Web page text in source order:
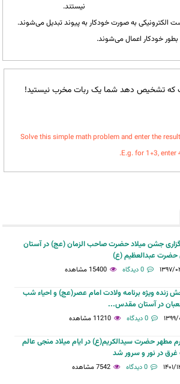
نیستند.
به صورت خودکار به پیوند تبدیل می‌شوند.
خودکار اعمال می‌شوند.
که تشخیص دهد شما یک ربات مخرب نیستید!
Solve this simple math problem and enter the
E.g. for 1+3, enter
جشن میلاد حضرت صاحب الزمان (عج) در آستان
عبدالعظیم (ع)
۰۲/۰۸ 0 دیدگاه 15400 مشاهده
زنده ویژه برنامه ولادت امام عصر(عج) و احیاء شب
در آستان مقدس...
۰۱/۱۹ 0 دیدگاه 11210 مشاهده
مطهر حضرت سیدالکریم(ع) در ایام میلاد منجی عالم
در نور و سرور شد
۱۲/۲۰ 0 دیدگاه 7542 مشاهده